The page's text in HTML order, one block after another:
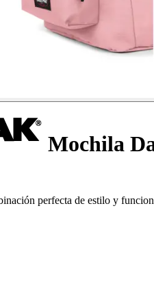
Mochila
perfecta de estilo y